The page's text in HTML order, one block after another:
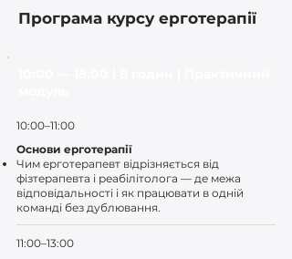
Програма курсу ерготерапії
10:00–11:00
Основи ерготерапії
Чим ерготерапевт відрізняється від
фізтерапевта і реабілітолога — де межа
відповідальності і як працювати в одній
команді без дублювання.
11:00–13:00